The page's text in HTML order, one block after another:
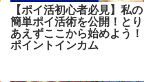
【ポイ活初心者必見】私の
簡単ポイ活術を公開！とり
あえずここから始めよう！
ポイントインカム